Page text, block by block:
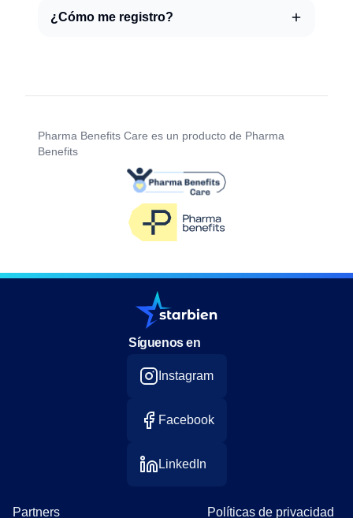
¿Cómo me registro?
Pharma Benefits Care es un producto de Pharma
Benefits
Síguenos en
Instagram
Facebook
LinkedIn
Partners Políticas de privacidad